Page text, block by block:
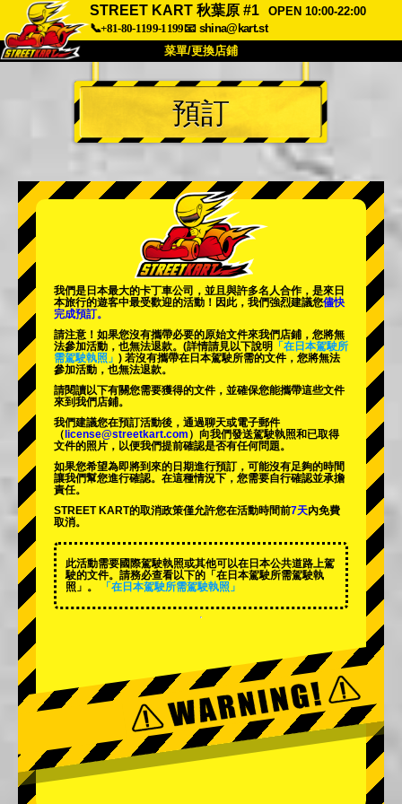
STREET KART 秋葉原 #1
OPEN 10:00-22:00
📞+81-80-1199-1199📧 shina@kart.st
菜單/更換店鋪
首頁
關於 規格 價格
公司 預訂
更換店鋪
東京 秋葉原 #2
東京 澀谷附店 東京灣
東京 淺草 大阪
沖繩
預訂
我們是日本最大的卡丁車公司，並且與許多名人合作，是來日
本旅行的遊客中最受歡迎的活動 ！因此，我們強烈建議您儘快
完成預訂。
請注意！如果您沒有攜帶必要的原始文件來我們店鋪，您將無
法參加活動，也無法退款。 (詳情請見以下說明
「在日本駕駛所
需駕駛執照」 ) 若沒有攜帶在日本駕駛所需的文件，您將無法
參加活動，也無法退款。
請閱讀以下有關您需要獲得的文件，並確保您能攜帶這些文件
來到我們店鋪。
我們建議您在預訂活動後，通過聊天或電子郵件
（ license@streetkart.com ）向我們發送駕駛執照和已取得
文件的照片，以便我們提前確認是否有任何問題。
如果您希望為即將到來的日期進行預訂，可能沒有足夠的時間
讓我們幫您進行確認。在這種情況下，您需要自行確認並承擔
責任。
STREET KART的取消政策僅允許您在活動時間前7天內免費
取消。
此活動需要國際駕駛執照或其他可以在日本公共道路上駕
駛的文件。請務必查看以下的「在日本駕駛所需駕駛執
照」。
「在日本駕駛所需駕駛執照」